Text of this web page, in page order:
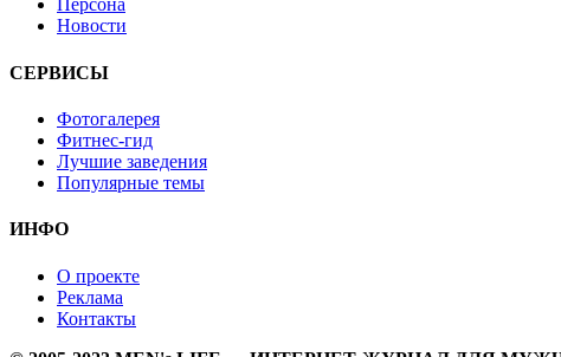
Персона
Новости
СЕРВИСЫ
Фотогалерея
Фитнес-гид
Лучшие заведения
Популярные темы
ИНФО
О проекте
Реклама
Контакты